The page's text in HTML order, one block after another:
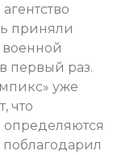
приняли
военной
первый раз.
уже
что
определяются